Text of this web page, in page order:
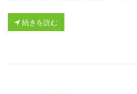
続きを読む